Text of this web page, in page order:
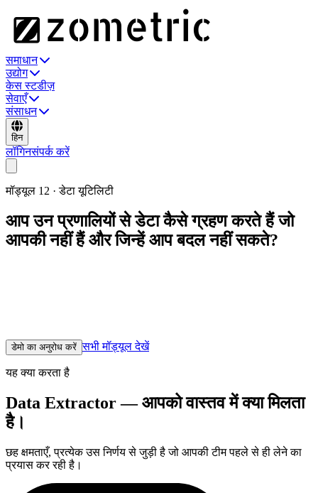
समाधान
उद्योग
केस स्टडीज़
सेवाएँ
संसाधन
हिन
लॉगिनसंपर्क करें
मॉड्यूल 12 ·डेटा यूटिलिटी
आप उन प्रणालियों से डेटा कैसे ग्रहण करते हैं जो
आपकी नहीं हैं और जिन्हें आप बदल नहीं सकते?
डेमो का अनुरोध करें सभी मॉड्यूल देखें
यह क्या करता है
Data Extractor — आपको वास्तव में क्या मिलता
है।
छह क्षमताएँ, प्रत्येक उस निर्णय से जुड़ी है जो आपकी टीम पहले से ही लेने का
प्रयास कर रही है।